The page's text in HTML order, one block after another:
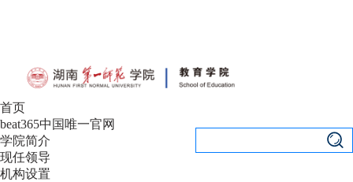
首页
beat365中国唯一官网
学院简介
现任领导
机构设置